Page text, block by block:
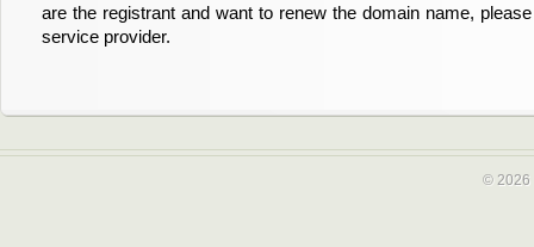
are the registrant and want to renew the domain name,
service provider.
Domain stehen an. Wenn Sie der Registrant sind und
verlängern möchten, kontaktieren Sie bitte Ihren Service-
© 2026